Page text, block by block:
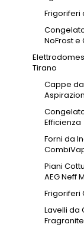
Frigoriferi
NoFrost
Tirano
Cappe
Efficienza
Forni da
Piani
AEG Neff
Frigoriferi
Lavelli da